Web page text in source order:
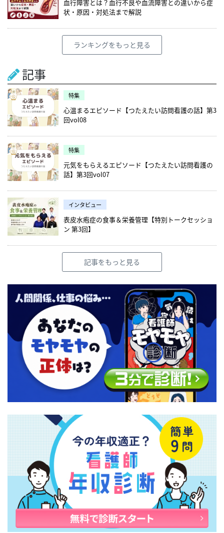
血行障害とは？血行不良や血流障害との違いから症
状・原因・対処法まで解説
ランキングをもっと見る
記事
特集
心温まるエピソード【つたえたい訪問看護の話】第3
回vol08
特集
元気をもらえるエピソード【つたえたい訪問看護の
話】第3回vol07
インタビュー
表皮水疱症の食事＆栄養管理【特別トークセッショ
ン 第3回】
記事をもっと見る